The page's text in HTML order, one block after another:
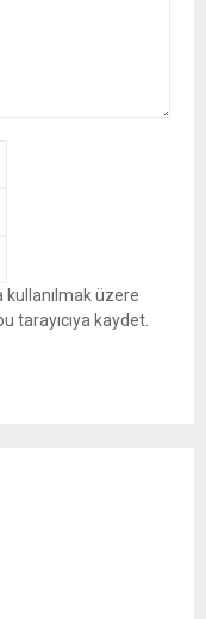
kullanılmak üzere
tarayıcıya kaydet.